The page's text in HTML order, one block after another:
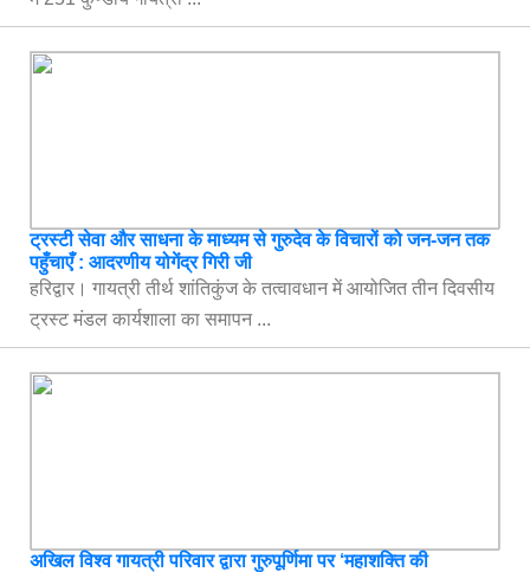
ट्रस्टी सेवा और साधना के माध्यम से गुरुदेव के विचारों को जन-जन तक
पहुँचाएँ : आदरणीय योगेंद्र गिरी जी
हरिद्वार। गायत्री तीर्थ शांतिकुंज के तत्वावधान में आयोजित तीन दिवसीय
ट्रस्ट मंडल कार्यशाला का समापन ...
अखिल विश्व गायत्री परिवार द्वारा गुरुपूर्णिमा पर ‘महाशक्ति की